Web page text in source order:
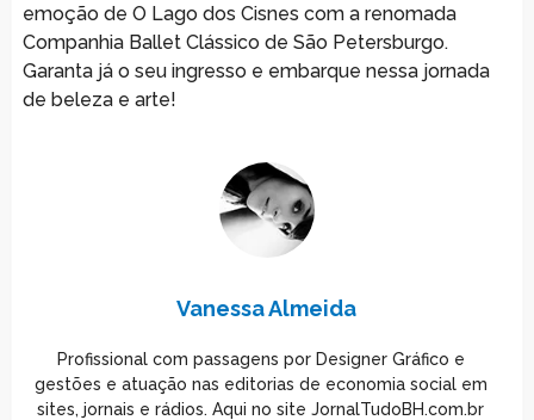
emoção de O Lago dos Cisnes com a renomada
Companhia Ballet Clássico de São Petersburgo.
Garanta já o seu ingresso e embarque nessa jornada
de beleza e arte!
Vanessa Almeida
Profissional com passagens por Designer Gráfico e
gestões e atuação nas editorias de economia social em
sites, jornais e rádios. Aqui no site JornalTudoBH.com.br